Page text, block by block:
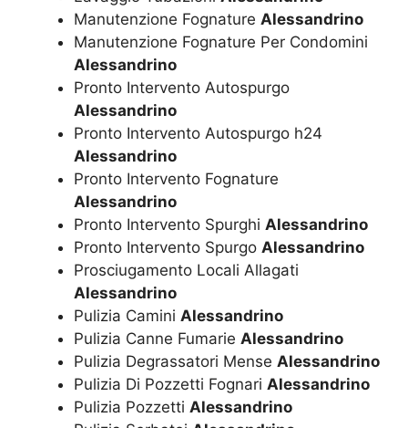
Manutenzione Fognature Alessandrino
Manutenzione Fognature Per Condomini
Alessandrino
Pronto Intervento Autospurgo
Alessandrino
Pronto Intervento Autospurgo h24
Alessandrino
Pronto Intervento Fognature
Alessandrino
Pronto Intervento Spurghi Alessandrino
Pronto Intervento Spurgo Alessandrino
Prosciugamento Locali Allagati
Alessandrino
Pulizia Camini Alessandrino
Pulizia Canne Fumarie Alessandrino
Pulizia Degrassatori Mense Alessandrino
Pulizia Di Pozzetti Fognari Alessandrino
Pulizia Pozzetti Alessandrino